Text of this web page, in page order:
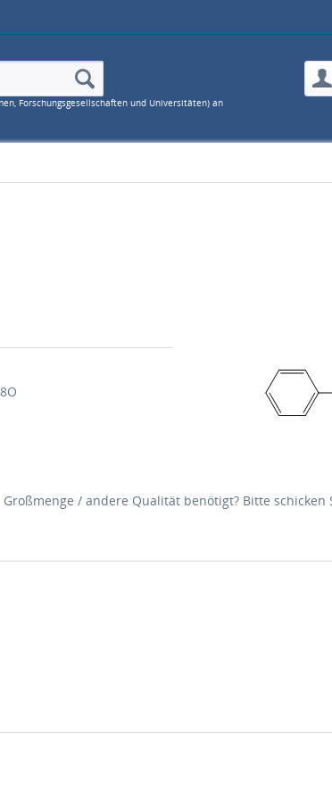
Forschungsgesellschaften und Universitäten) an
Großmenge / andere Qualität benötigt? Bitte schicken